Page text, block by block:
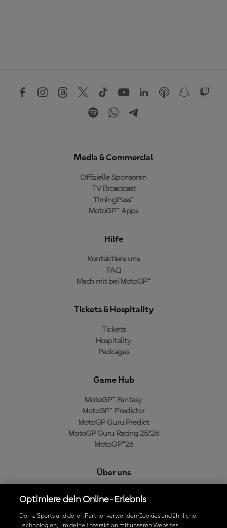
Media & Commercial
Offizielle Sponsoren
TV Broadcast
TimingPass™
MotoGP™ Apps
Hilfe
Kontaktiere uns
FAQ
Mach mit bei MotoGP™
Tickets & Hospitality
Tickets
Hospitality
Packages
Game Hub
MotoGP™ Fantasy
MotoGP™ Predictor
MotoGP Guru Predict
MotoGP Guru Racing 25/26
MotoGP™26
Über uns
Cookie-Richtlinien
Geschäftsbedingungen
Optimiere dein Online-Erlebnis
Dorna Sports und deren Partner verwenden Cookies und ähnliche
Technologien, um deine Interaktion mit unseren Websites,